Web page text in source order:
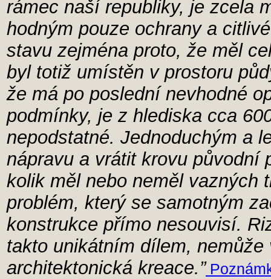
rámec naší republiky, je zcela
hodným pouze ochrany a
stavu zejména proto, že měl
byl totiž umístěn v prostoru
že má po poslední nevhodné
podmínky, je z hlediska cca
nepodstatné. Jednoduchým a
nápravu a vrátit krovu původní
kolik měl nebo neměl vazných
problém, který se samotným
konstrukce přímo nesouvisí.
takto unikátním dílem,
architektonická kreace.”